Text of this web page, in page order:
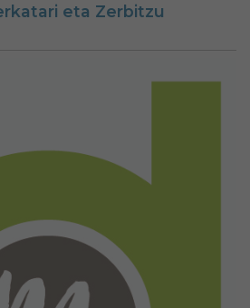
eta Zerbitzu